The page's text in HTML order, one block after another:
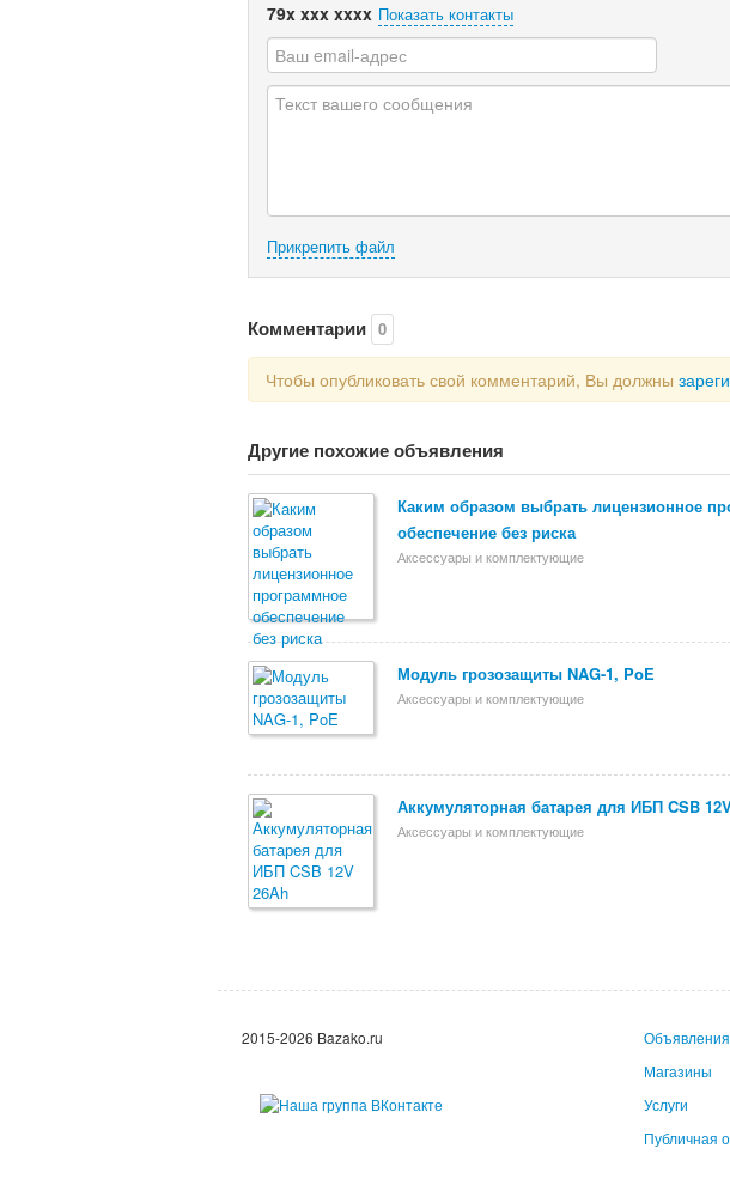
79x xxx xxxx Показать контакты
Прикрепить файл
Комментарии 0
Чтобы опубликовать свой комментарий, Вы должны
Другие похожие объявления
Каким образом выбрать лицензионное
обеспечение без риска
Аксессуары и комплектующие
Модуль грозозащиты NAG-1, PoE
Аксессуары и комплектующие
Аккумуляторная батарея для ИБП CSB
Аксессуары и комплектующие
2015-2026 Bazako.ru
Объявления
Магазины
Услуги
Публичная